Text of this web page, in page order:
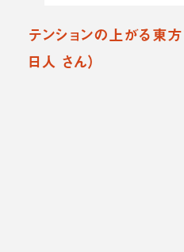
テンションの上がる東
日人 さん）